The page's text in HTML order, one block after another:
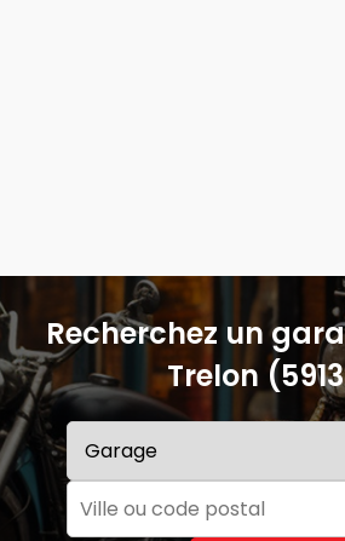
Recherchez un
Trelon